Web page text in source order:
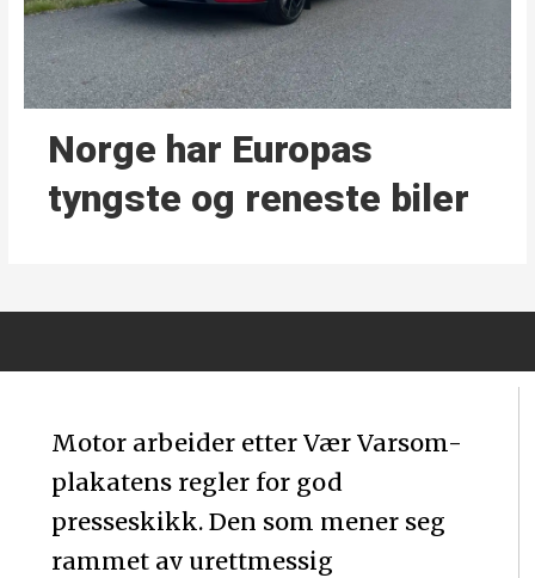
Norge har Europas
tyngste og reneste biler
Motor arbeider etter Vær Varsom-
plakatens regler for god
presseskikk. Den som mener seg
rammet av urettmessig